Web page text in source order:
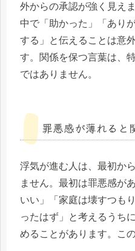
外からの承認が強く見え
中で「助かった」「あり
する」と伝えることは意
す。関係を保つ言葉は、
ではありません。
罪悪感が薄れると
浮気が進む人は、最初か
ません。最初は罪悪感が
いい」「家庭は壊すつも
ったはず」と考えるうち
めることがあります。こ